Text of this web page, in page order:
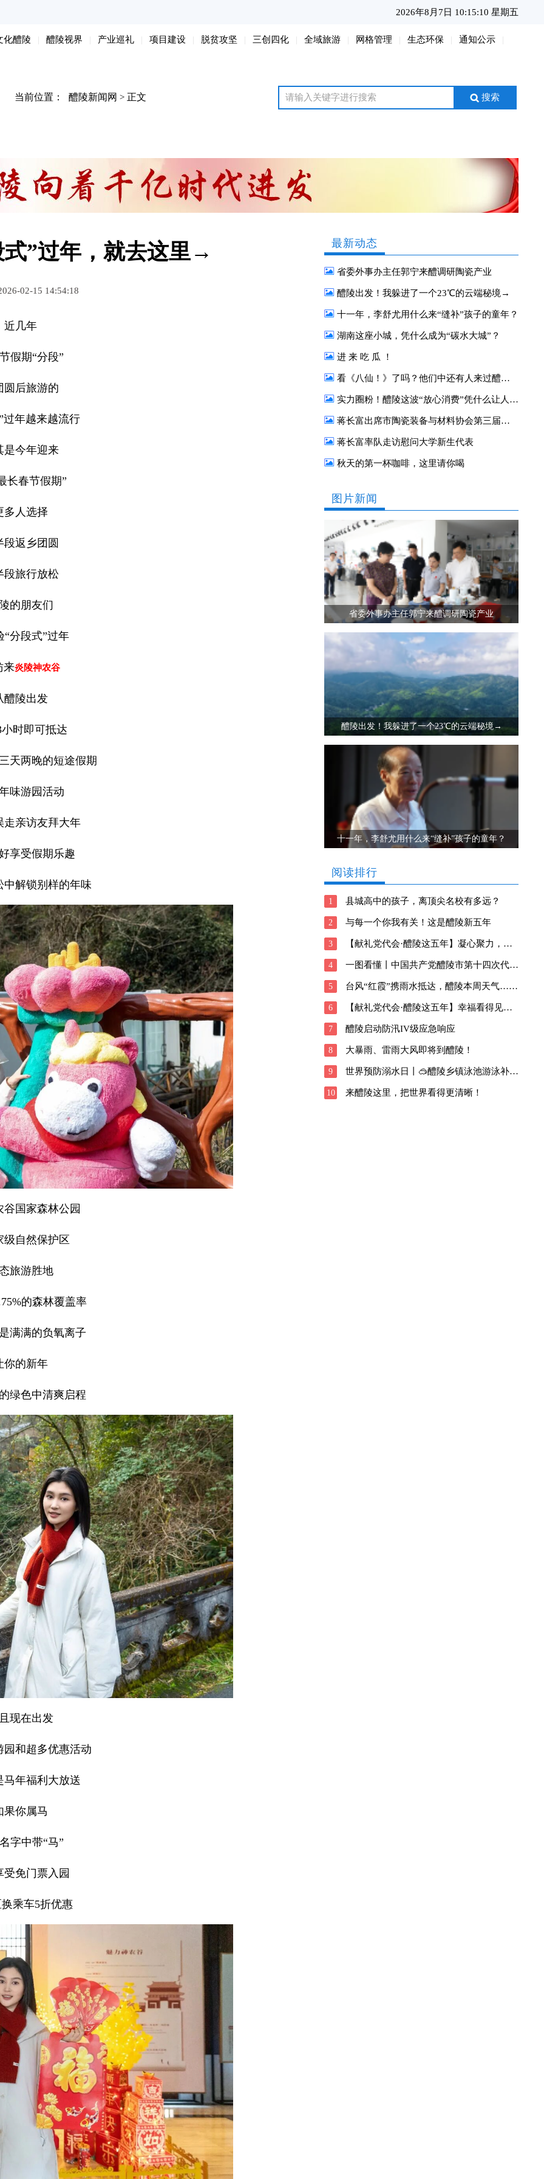
2026年8月7日 10:15:11 星期五
化醴陵 醴陵视界 产业巡礼 项目建设 脱贫攻坚 三创四化 全域旅游 网格管理 生态环保 通知公示
当前位置： 醴陵新闻网 > 正文 搜索
”过年，就去这里→
02-15 14:54:18
近几年
假期“分段”
圆后旅游的
过年越来越流行
是今年迎来
长春节假期”
多人选择
段返乡团圆
段旅行放松
的朋友们
“分段式”过年
来炎陵神农谷
醴陵出发
时即可抵达
天两晚的短途假期
味游园活动
走亲访友拜大年
享受假期乐趣
中解锁别样的年味
谷国家森林公园
级自然保护区
旅游胜地
的森林覆盖率
满满的负氧离子
你的新年
绿色中清爽启程
现在出发
园和超多优惠活动
马年福利大放送
果你属马
字中带“马”
受免门票入园
乘车5折优惠
最新动态
省委外事办主任郭宁来醴调研陶瓷产业
醴陵出发！我躲进了一个23℃的云端秘境→
十一年，李舒尤用什么来“缝补”孩子的童年？
湖南这座小城，凭什么成为“碳水大城”？
进 来 吃 瓜 ！
看《八仙！》了吗？他们中还有人来过醴陵！
实力圈粉！醴陵这波“放心消费”凭什么让人一来再来？
蒋长富出席市陶瓷装备与材料协会第三届二次会员大会
蒋长富率队走访慰问大学新生代表
秋天的第一杯咖啡，这里请你喝
图片新闻
省委外事办主任郭宁来醴调研陶瓷产业
醴陵出发！我躲进了一个23℃的云端秘境→
十一年，李舒尤用什么来“缝补”孩子的童年？
阅读排行
1 县城高中的孩子，离顶尖名校有多远？
2 与每一个你我有关！这是醴陵新五年
3 【献礼党代会·醴陵这五年】凝心聚力，向善前行！醴陵深耕瓷都新风貌
4 一图看懂丨中国共产党醴陵市第十四次代表大会报告
5 台风“红霞”携雨水抵达，醴陵本周天气……
6 【献礼党代会·醴陵这五年】幸福看得见！醴陵交出这样的民生答卷
7 醴陵启动防汛IV级应急响应
8 大暴雨、雷雨大风即将到醴陵！
9 世界预防溺水日丨🥽醴陵乡镇泳池游泳补贴信息请查收→
10 来醴陵这里，把世界看得更清晰！